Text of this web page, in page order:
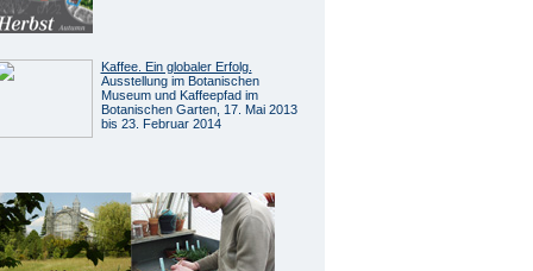
Kaffee. Ein globaler Erfolg.
Ausstellung im Botanischen
Museum und Kaffeepfad im
Botanischen Garten, 17. Mai 2013
bis 23. Februar 2014